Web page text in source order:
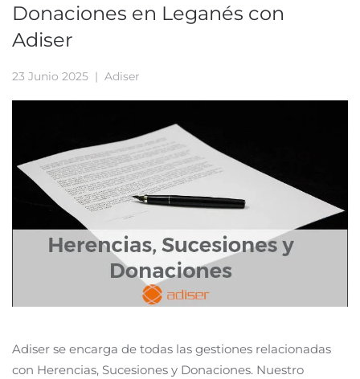
Donaciones en Leganés con
Adiser
23 Junio 2025 | Adiser
Adiser se encarga de todas las gestiones relacionadas
con Herencias, Sucesiones y Donaciones. Nuestro